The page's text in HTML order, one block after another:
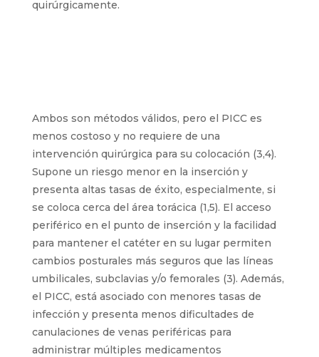
quirúrgicamente.
Ambos son métodos válidos, pero el PICC es
menos costoso y no requiere de una
intervención quirúrgica para su colocación (3,4).
Supone un riesgo menor en la inserción y
presenta altas tasas de éxito, especialmente, si
se coloca cerca del área torácica (1,5). El acceso
periférico en el punto de inserción y la facilidad
para mantener el catéter en su lugar permiten
cambios posturales más seguros que las líneas
umbilicales, subclavias y/o femorales (3). Además,
el PICC, está asociado con menores tasas de
infección y presenta menos dificultades de
canulaciones de venas periféricas para
administrar múltiples medicamentos